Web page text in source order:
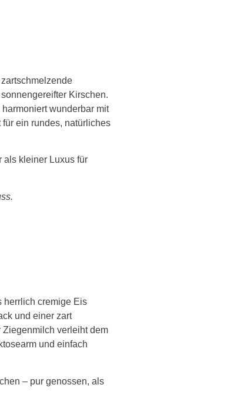
Kirschen.
wunderbar mit
ein rundes, natürliches
als kleiner Luxus für
herrlich cremige Eis
und einer zart
Ziegenmilch verleiht dem
und einfach
– pur genossen, als